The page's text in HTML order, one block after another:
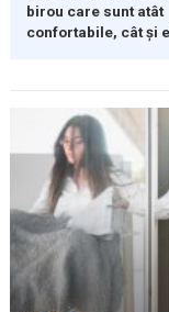
birou care sunt atât
confortabile, cât și